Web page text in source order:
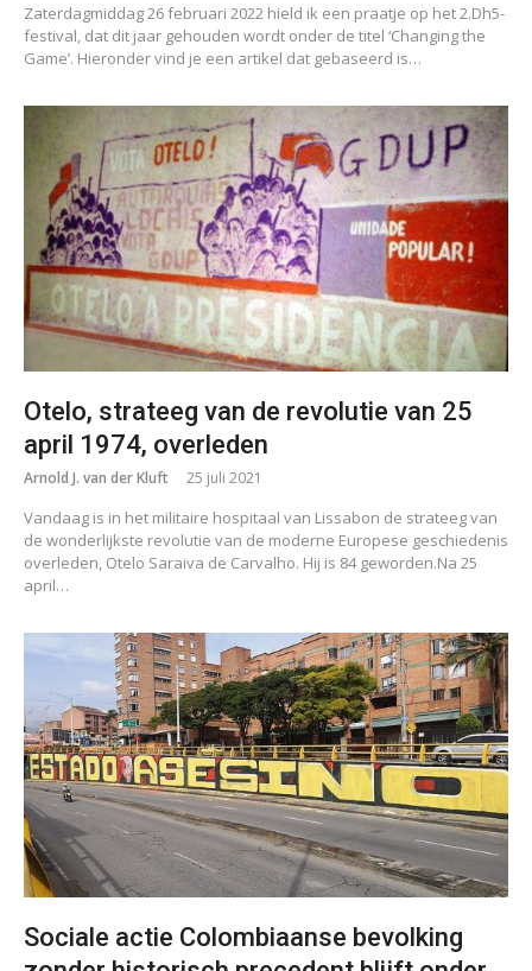
Zaterdagmiddag 26 februari 2022 hield ik een praatje op het 2.Dh5-
festival, dat dit jaar gehouden wordt onder de titel ‘Changing the
Game’. Hieronder vind je een artikel dat gebaseerd is…
Otelo, strateeg van de revolutie van 25
april 1974, overleden
Arnold J. van der Kluft 25 juli 2021
Vandaag is in het militaire hospitaal van Lissabon de strateeg van
de wonderlijkste revolutie van de moderne Europese geschiedenis
overleden, Otelo Saraiva de Carvalho. Hij is 84 geworden.Na 25
april…
Sociale actie Colombiaanse bevolking